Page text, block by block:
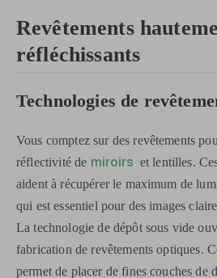
Revêtements
réfléchissants
Technologies de
Vous comptez sur des revêtements
réflectivité de miroirs et lentilles.
aident à récupérer le maximum de
qui est essentiel pour des images
La technologie de dépôt sous vide
fabrication de revêtements optiques.
permet de placer de fines couches de